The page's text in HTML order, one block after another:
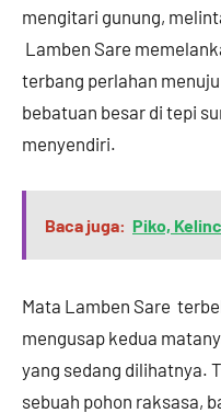
mengitari gunung,
Lamben Sare
terbang perlahan
bebatuan besar di tepi
menyendiri.
Baca juga: Piko,
Mata Lamben Sare
mengusap kedua
yang sedang dilihatnya.
sebuah pohon raksasa,